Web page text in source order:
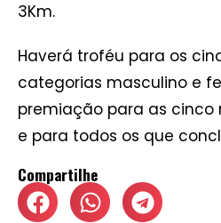
3Km.
Haverá troféu para os
categorias masculino e
premiação para as cinco
e para todos os que
Compartilhe